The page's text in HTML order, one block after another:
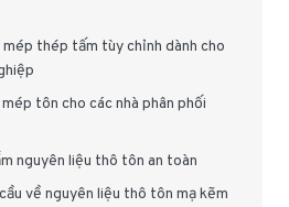
thép tấm tùy chỉnh dành cho
tôn cho các nhà phân phối
nguyên liệu thô tôn an toàn
về nguyên liệu thô tôn mạ kẽm